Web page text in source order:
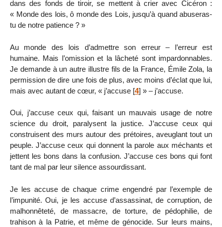
dans des fonds de tiroir, se mettent à crier avec Cicéron :
« Monde des lois, ô monde des Lois, jusqu’à quand abuseras-
tu de notre patience ? »
Au monde des lois d’admettre son erreur – l’erreur est
humaine. Mais l’omission et la lâcheté sont impardonnables.
Je demande à un autre illustre fils de la France, Émile Zola, la
permission de dire une fois de plus, avec moins d’éclat que lui,
mais avec autant de cœur, « j’accuse [4] » – j’accuse.
Oui, j’accuse ceux qui, faisant un mauvais usage de notre
science du droit, paralysent la justice. J’accuse ceux qui
construisent des murs autour des prétoires, aveuglant tout un
peuple. J’accuse ceux qui donnent la parole aux méchants et
jettent les bons dans la confusion. J’accuse ces bons qui font
tant de mal par leur silence assourdissant.
Je les accuse de chaque crime engendré par l’exemple de
l’impunité. Oui, je les accuse d’assassinat, de corruption, de
malhonnêteté, de massacre, de torture, de pédophilie, de
trahison à la Patrie, et même de génocide. Sur leurs mains,